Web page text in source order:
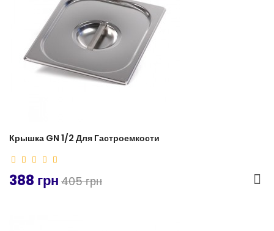
Крышка GN 1/2 Для Гастроемкости
388 грн 405 грн